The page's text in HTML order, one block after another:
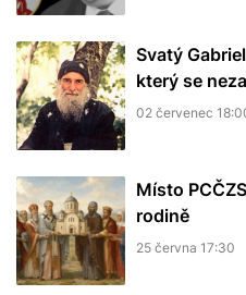
Svatý
který se
02 červenec
Místo
rodině
25 června 17:30